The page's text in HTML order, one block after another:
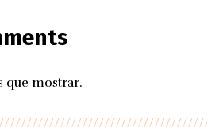
que mostrar.